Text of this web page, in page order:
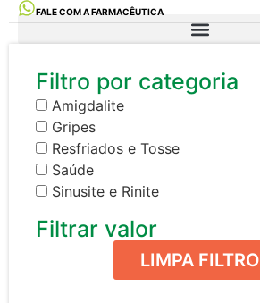
FALE COM A FARMACÊUTICA
Filtro por categoria
Amigdalite
Gripes
Resfriados e Tosse
Saúde
Sinusite e Rinite
Filtrar valor
LIMPA FILTRO